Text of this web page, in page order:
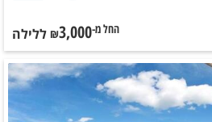
החל מ-₪3,000 ללילה